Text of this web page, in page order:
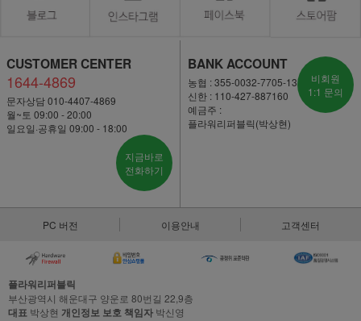
CUSTOMER CENTER
1644-4869
문자상담 010-4407-4869
월~토 09:00 - 20:00
일요일·공휴일 09:00 - 18:00
지금바로
전화하기
BANK ACCOUNT
농협 : 355-0032-7705-13
신한 : 110-427-887160
예금주 :
플라워리퍼블릭(박상현)
비회원
1:1 문의
PC 버전 이용안내 고객센터
플라워리퍼블릭
부산광역시 해운대구 양운로 80번길 22,9층
대표 박상현 개인정보 보호 책임자 박신영